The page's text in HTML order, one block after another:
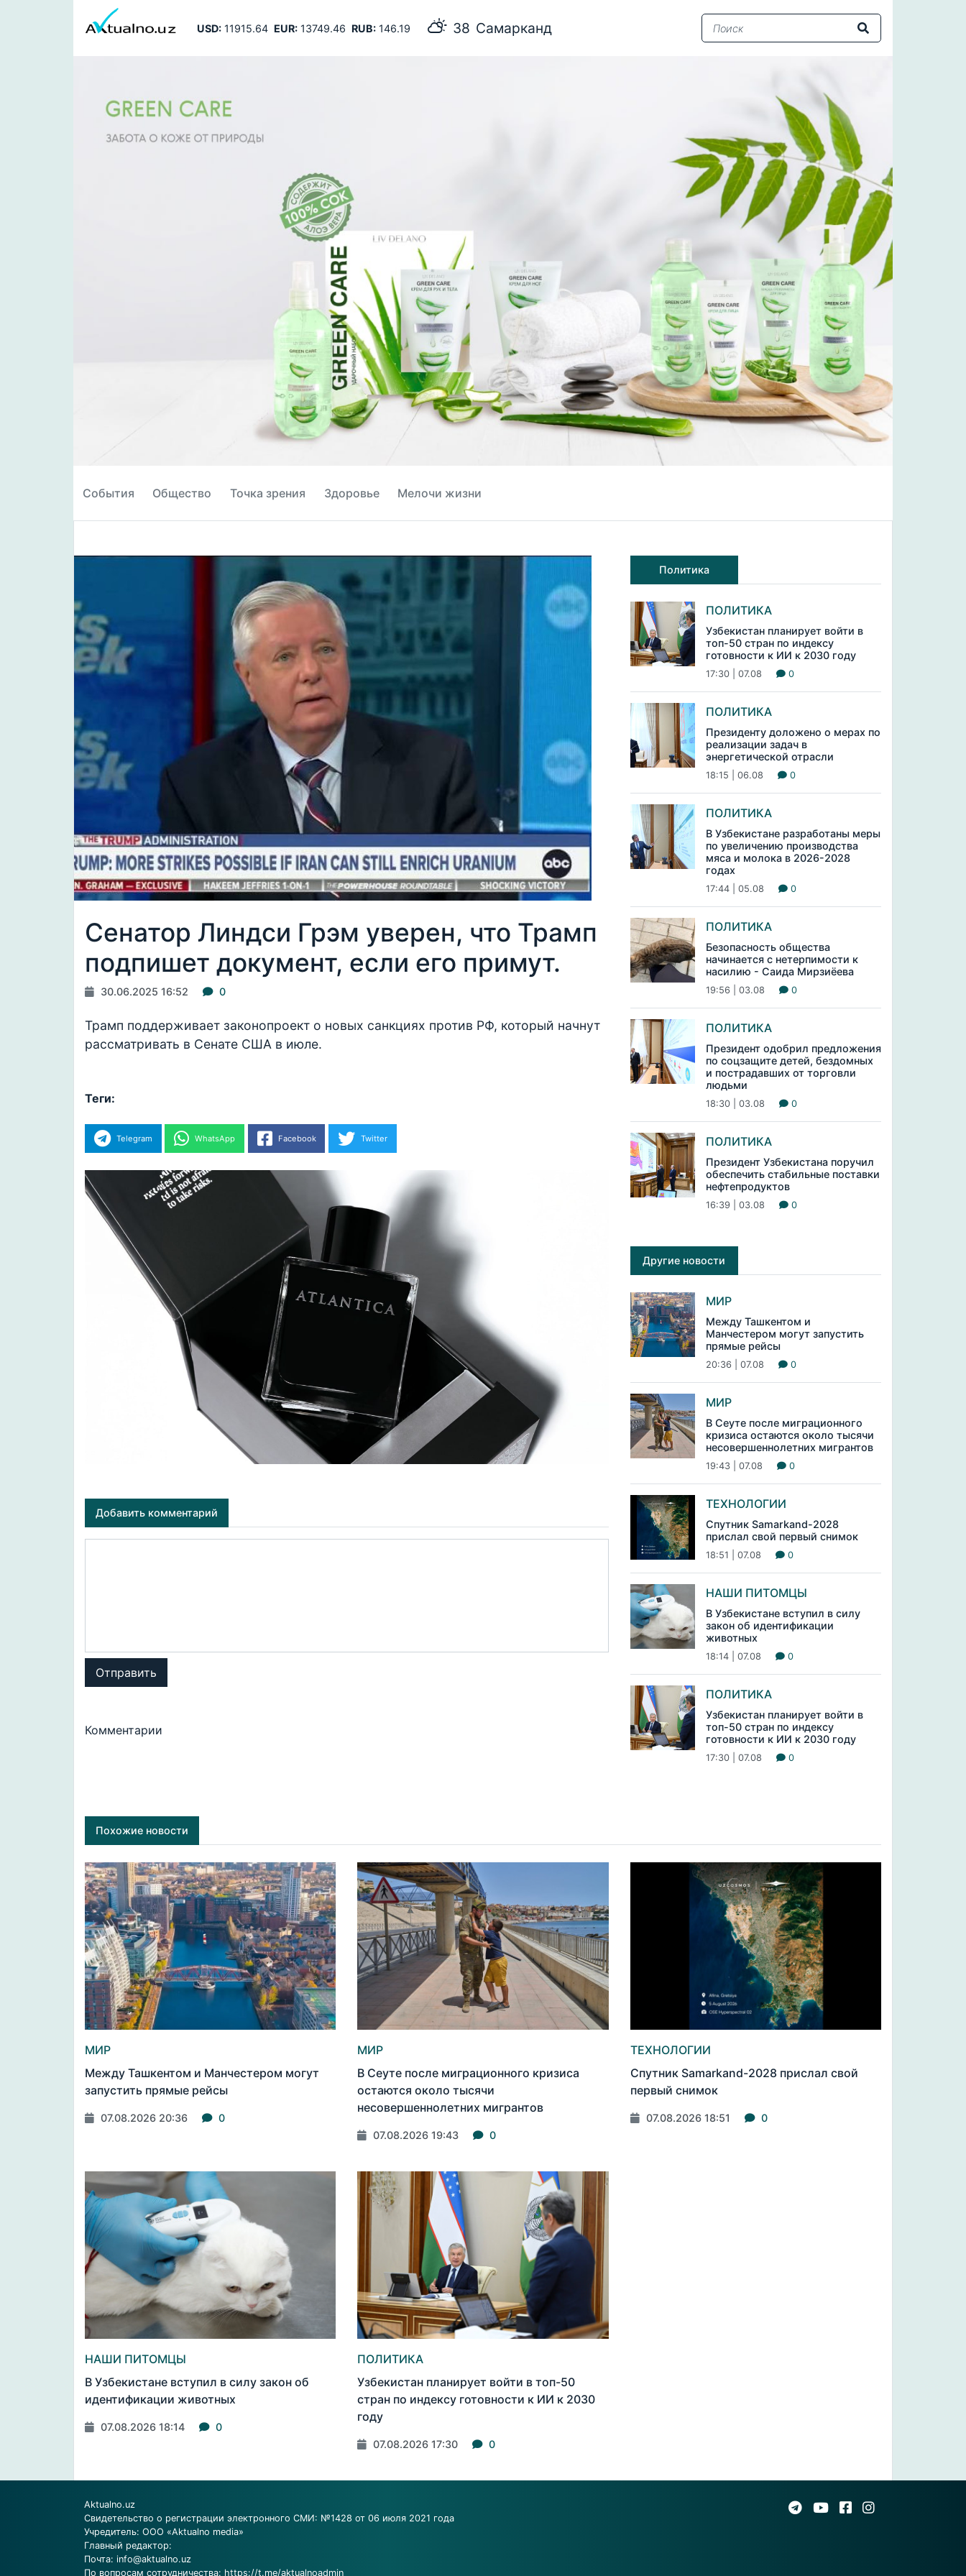
USD:11915.64 EUR:13749.46 RUB:146.19 38 Самарканд
События Общество Точка зрения Здоровье Мелочи жизни
Сенатор Линдси Грэм уверен, что Трамп
подпишет документ, если его примут.
30.06.2025 16:52 0
Трамп поддерживает законопроект о новых санкциях против РФ, который начнут
рассматривать в Сенате США в июле.
Теги:
Telegram WhatsApp Facebook Twitter
Добавить комментарий
Отправить
Комментарии
Политика
ПОЛИТИКА
Узбекистан планирует войти в
топ-50 стран по индексу
готовности к ИИ к 2030 году
17:30 | 07.08 0
ПОЛИТИКА
Президенту доложено о мерах по
реализации задач в
энергетической отрасли
18:15 | 06.08 0
ПОЛИТИКА
В Узбекистане разработаны меры
по увеличению производства
мяса и молока в 2026-2028
годах
17:44 | 05.08 0
ПОЛИТИКА
Безопасность общества
начинается с нетерпимости к
насилию - Саида Мирзиёева
19:56 | 03.08 0
ПОЛИТИКА
Президент одобрил предложения
по соцзащите детей, бездомных
и пострадавших от торговли
людьми
18:30 | 03.08 0
ПОЛИТИКА
Президент Узбекистана поручил
обеспечить стабильные поставки
нефтепродуктов
16:39 | 03.08 0
Другие новости
МИР
Между Ташкентом и
Манчестером могут запустить
прямые рейсы
20:36 | 07.08 0
МИР
В Сеуте после миграционного
кризиса остаются около тысячи
несовершеннолетних мигрантов
19:43 | 07.08 0
ТЕХНОЛОГИИ
Спутник Samarkand-2028
прислал свой первый снимок
18:51 | 07.08 0
НАШИ ПИТОМЦЫ
В Узбекистане вступил в силу
закон об идентификации
животных
18:14 | 07.08 0
ПОЛИТИКА
Узбекистан планирует войти в
топ-50 стран по индексу
готовности к ИИ к 2030 году
17:30 | 07.08 0
Похожие новости
МИР
Между Ташкентом и Манчестером могут
запустить прямые рейсы
07.08.2026 20:36 0
МИР
В Сеуте после миграционного кризиса
остаются около тысячи
несовершеннолетних мигрантов
07.08.2026 19:43 0
ТЕХНОЛОГИИ
Спутник Samarkand-2028 прислал свой
первый снимок
07.08.2026 18:51 0
НАШИ ПИТОМЦЫ
В Узбекистане вступил в силу закон об
идентификации животных
07.08.2026 18:14 0
ПОЛИТИКА
Узбекистан планирует войти в топ-50
стран по индексу готовности к ИИ к 2030
году
07.08.2026 17:30 0
Aktualno.uz
Свидетельство о регистрации электронного СМИ: №1428 от 06 июля 2021 года
Учредитель: ООО «Aktualno media»
Главный редактор:
Почта: info@aktualno.uz
По вопросам сотрудничества: https://t.me/aktualnoadmin